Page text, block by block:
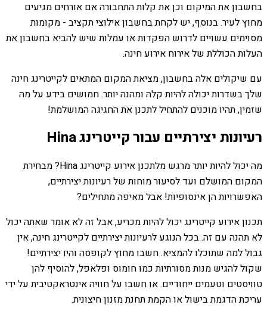
בחשבון את המיקום וכן את קלות התחבורה אם אורחים מגיעים
מחוץ לעיר. בנוסף, יש לקחת בחשבון אילוצי תקציב - מקומות
מסוימים עשויים לדרוש הפקדות או עמלות שיש להביא בחשבון את
העלות הכוללת של אירוח אירוע חינה.
עם שיקולים אלה בחשבון, מציאת המקום המתאים לקייטרינג חינה
שלך בשדרות יכולה להיות קלה ומהנה יותר. חמושים בידע על מה
שזמין, תהיו מוכנים להתחיל לתכנן את החגיגה המושלמת!
רעיונות יצירתיים עבור קייטרינג Hina
מה יכול להיות יותר מרגש מלתכנן אירוע קייטרינג Hina? מבחירת
המקום המושלם ועד לסיעור מוחות של רעיונות יצירתיים,
האפשרויות הן אינסופיות! אבל מאיפה מתחילים?
תכנון אירוע קייטרינג יכול להיות מכריע, אבל זה לא אומר שאתה יכול
לא תהנה עם זה. בכל הנוגע לרעיונות יצירתיים לקייטרינג חינה, אין
גבול למה שתוכלו להמציא. חשבו מחוץ לקופסה והיו יצירתיים!
שקול להגיש מנות מסורתיות כמו חומוס ופלאפל, להוסיף להן
טוויסטים וטעמים ייחודיים. או חשבו על חוויה אינטראקטיבית על ידי
עריכת הדגמת בישול או הקמת תחנת מזנון חיצונית.